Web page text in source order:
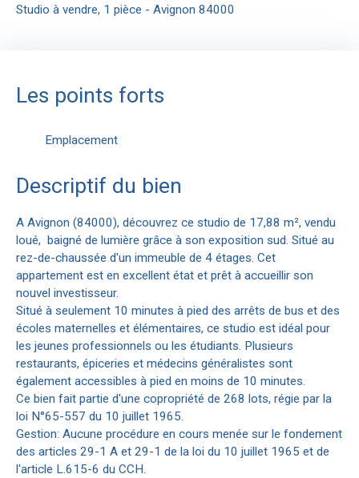
Studio à vendre, 1 pièce - Avignon 84000
Les points forts
Emplacement
Descriptif du bien
A Avignon (84000), découvrez ce studio de 17,88 m², vendu
loué, baigné de lumière grâce à son exposition sud. Situé au
rez-de-chaussée d'un immeuble de 4 étages. Cet
appartement est en excellent état et prêt à accueillir son
nouvel investisseur.
Situé à seulement 10 minutes à pied des arrêts de bus et des
écoles maternelles et élémentaires, ce studio est idéal pour
les jeunes professionnels ou les étudiants. Plusieurs
restaurants, épiceries et médecins généralistes sont
également accessibles à pied en moins de 10 minutes.
Ce bien fait partie d'une copropriété de 268 lots, régie par la
loi N°65-557 du 10 juillet 1965.
Gestion: Aucune procédure en cours menée sur le fondement
des articles 29-1 A et 29-1 de la loi du 10 juillet 1965 et de
l'article L.615-6 du CCH.